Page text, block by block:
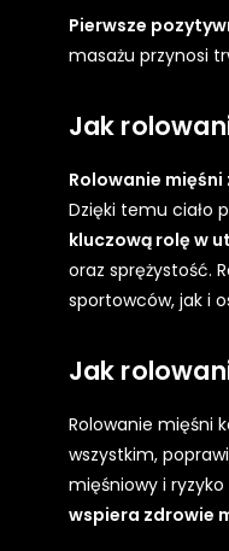
Pierwsze
masażu przynosi
Jak
Rolowanie
Dzięki temu ciało
kluczową rolę w
oraz sprężystość.
sportowców, jak i
Jak
Rolowanie mięśni
wszystkim,
mięśniowy i
wspiera zdrowie